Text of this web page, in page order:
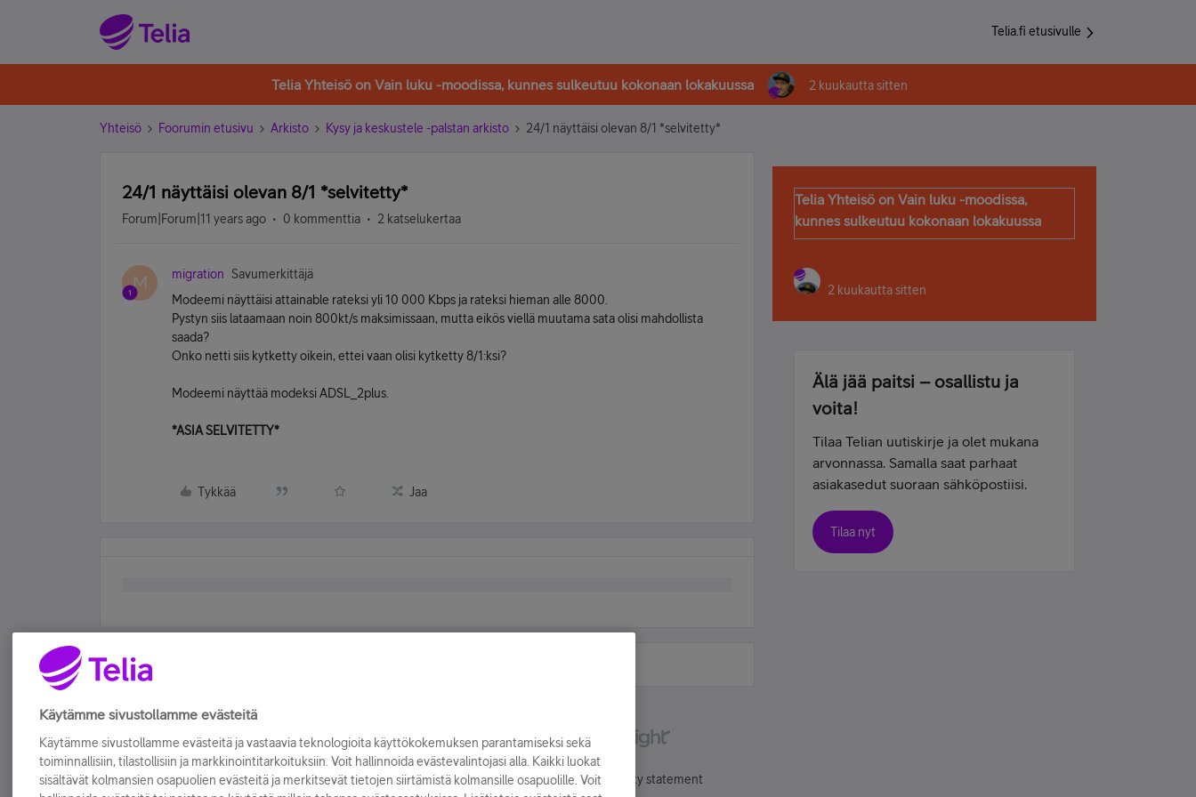
Telia.fi etusivulle
Telia Yhteisö on Vain luku -moodissa, kunnes sulkeutuu kokonaan lokakuussa 2 kuukautta sitten
Yhteisö Foorumin etusivu Arkisto Kysy ja keskustele -palstan arkisto 24/1 näyttäisi olevan 8/1 *selvitetty*
24/1 näyttäisi olevan 8/1 *selvitetty*
Forum|Forum|11 years ago 0 kommenttia 2 katselukertaa
M migration
Savumerkittäjä
Modeemi näyttäisi attainable rateksi yli 10 000 Kbps ja rateksi hieman alle 8000.
Pystyn siis lataamaan noin 800kt/s maksimissaan, mutta eikös viellä muutama sata olisi mahdollista
saada?
Onko netti siis kytketty oikein, ettei vaan olisi kytketty 8/1:ksi?
Modeemi näyttää modeksi ADSL_2plus.
*ASIA SELVITETTY*
Tykkää Jaa
Telia Yhteisö on Vain luku -moodissa,
kunnes sulkeutuu kokonaan lokakuussa
2 kuukautta sitten
Älä jää paitsi – osallistu ja
voita!
Tilaa Telian uutiskirje ja olet mukana
arvonnassa. Samalla saat parhaat
asiakasedut suoraan sähköpostiisi.
Tilaa nyt
Käyttöehdot Accessibility statement
Käytämme sivustollamme evästeitä
Käytämme sivustollamme evästeitä ja vastaavia teknologioita käyttökokemuksen parantamiseksi sekä
toiminnallisiin, tilastollisiin ja markkinointitarkoituksiin. Voit hallinnoida evästevalintojasi alla. Kaikki luokat
sisältävät kolmansien osapuolien evästeitä ja merkitsevät tietojen siirtämistä kolmansille osapuolille. Voit